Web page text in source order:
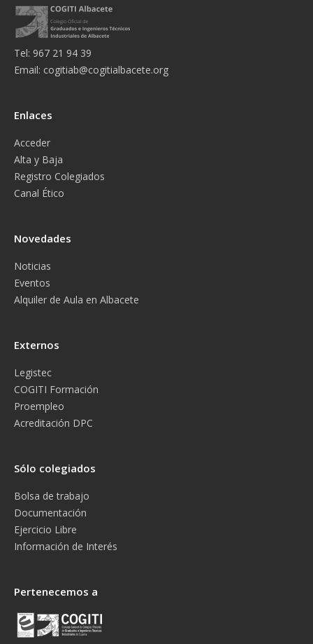
Tel: 967 21 94 39
Email: cogitiab@cogitialbacete.org
Enlaces
Acceder
Alta y Baja
Registro Colegiados
Canal Ético
Novedades
Noticias
Eventos
Alquiler de Aula en Albacete
Externos
Legistec
COGITI Formación
Proempleo
Acreditación DPC
Sólo colegiados
Bolsa de trabajo
Documentación
Ejercicio Libre
Información de Interés
Pertenecemos a